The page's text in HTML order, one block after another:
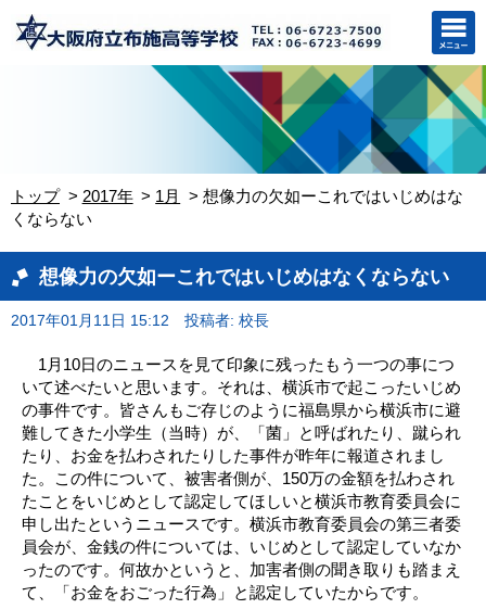
トップ 2017年 1月
想像力の欠如ーこれではいじめはな
くならない
想像力の欠如ーこれではいじめはなくならない
2017年01月11日 15:12 投稿者: 校長
1月10日のニュースを見て印象に残ったもう一つの事につ
いて述べたいと思います。それは、横浜市で起こったいじめ
の事件です。皆さんもご存じのように福島県から横浜市に避
難してきた小学生（当時）が、「菌」と呼ばれたり、蹴られ
たり、お金を払わされたりした事件が昨年に報道されまし
た。この件について、被害者側が、150万の金額を払わされ
たことをいじめとして認定してほしいと横浜市教育委員会に
申し出たというニュースです。横浜市教育委員会の第三者委
員会が、金銭の件については、いじめとして認定していなか
ったのです。何故かというと、加害者側の聞き取りも踏まえ
て、「お金をおごった行為」と認定していたからです。